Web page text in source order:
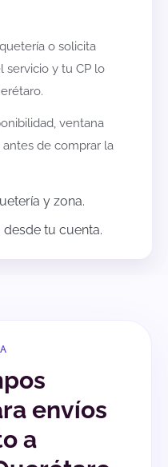
o solicita
servicio y tu CP lo
.
ventana
de comprar la
y zona.
tu cuenta.
envíos
a